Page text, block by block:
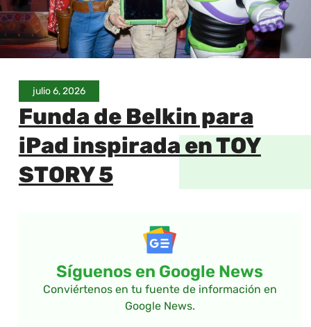
julio 6, 2026
Funda de Belkin para
iPad inspirada en TOY
STORY 5
Síguenos en Google News
Conviértenos en tu fuente de información en
Google News.